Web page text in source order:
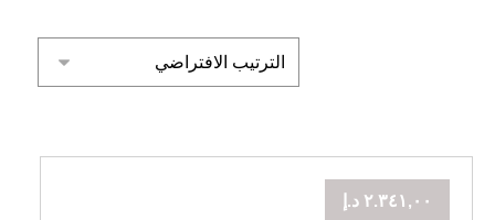
٢.٣٤١,٠٠ د.إ